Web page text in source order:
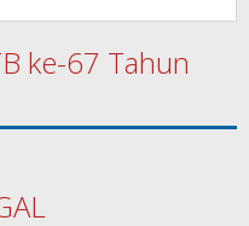
ke-67 Tahun